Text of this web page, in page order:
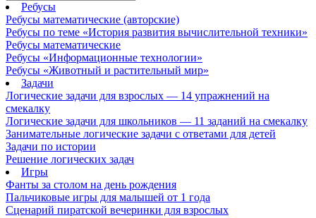
Ребусы
Ребусы математические (авторские)
Ребусы по теме «История развития вычислительной техники»
Ребусы математические
Ребусы «Информационные технологии»
Ребусы «Животный и растительный мир»
Задачи
Логические задачи для взрослых — 14 упражнений на
смекалку
Логические задачи для школьников — 11 заданий на смекалку
Занимательные логические задачи с ответами для детей
Задачи по истории
Решение логических задач
Игры
Фанты за столом на день рождения
Пальчиковые игры для малышей от 1 года
Сценарий пиратской вечеринки для взрослых